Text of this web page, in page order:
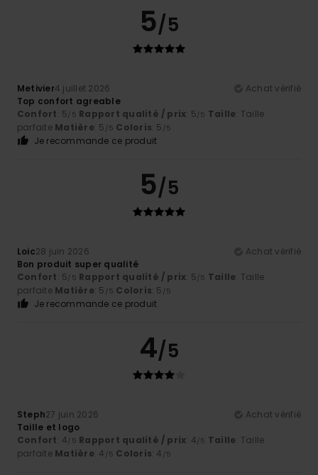
5/5
Metivier4 juillet 2026
Achat vérifié
Top confort agreable
Confort: 5/5 Rapport qualité / prix: 5/5 Taille: Taille
parfaite Matière: 5 /5 Coloris: 5 /5
Je recommande ce produit
5/5
Loic28 juin 2026
Achat vérifié
Bon produit super qualité
Confort: 5/5 Rapport qualité / prix: 5/5 Taille: Taille
parfaite Matière: 5 /5 Coloris: 5 /5
Je recommande ce produit
4/5
Steph27 juin 2026
Achat vérifié
Taille et logo
Confort: 4/5 Rapport qualité / prix: 4/5 Taille: Taille
parfaite Matière: 4 /5 Coloris: 4 /5